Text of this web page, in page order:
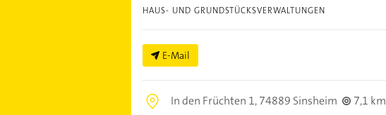
HAUS- UND GRUNDSTÜCKSVERWALTUNGEN
E-Mail
In den Früchten 1,74889 Sinsheim
7,1 km